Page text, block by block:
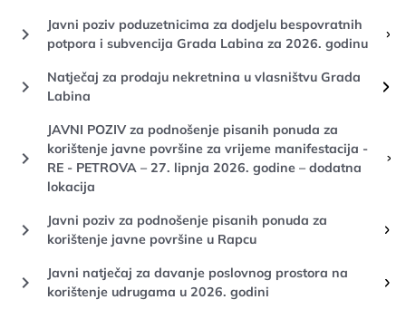
keyboard_arrow_right
Javni poziv poduzetnicima za dodjelu bespovratnih
potpora i subvencija Grada Labina za 2026. godinu
keyboard_arrow_right
Natječaj za prodaju nekretnina u vlasništvu Grada
Labina
keyboard_arrow_right
JAVNI POZIV za podnošenje pisanih ponuda za
korištenje javne površine za vrijeme manifestacija -
RE - PETROVA – 27. lipnja 2026. godine – dodatna
lokacija
keyboard_arrow_right
Javni poziv za podnošenje pisanih ponuda za
korištenje javne površine u Rapcu
keyboard_arrow_right
Javni natječaj za davanje poslovnog prostora na
korištenje udrugama u 2026. godini